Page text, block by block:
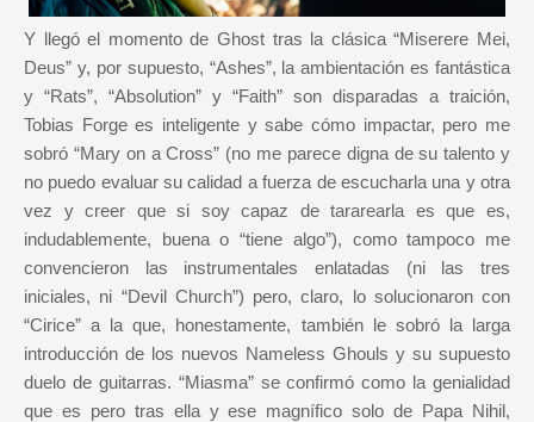
Y llegó el momento de Ghost tras la clásica “Miserere Mei,
Deus” y, por supuesto, “Ashes”, la ambientación es fantástica
y “Rats”, “Absolution” y “Faith” son disparadas a traición,
Tobias Forge es inteligente y sabe cómo impactar, pero me
sobró “Mary on a Cross” (no me parece digna de su talento y
no puedo evaluar su calidad a fuerza de escucharla una y otra
vez y creer que si soy capaz de tararearla es que es,
indudablemente, buena o “tiene algo”), como tampoco me
convencieron las instrumentales enlatadas (ni las tres
iniciales, ni “Devil Church”) pero, claro, lo solucionaron con
“Cirice” a la que, honestamente, también le sobró la larga
introducción de los nuevos Nameless Ghouls y su supuesto
duelo de guitarras. “Miasma” se confirmó como la genialidad
que es pero tras ella y ese magnífico solo de Papa Nihil,